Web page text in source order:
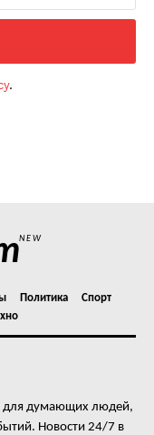
.
NEW
Политика
Спорт
для думающих людей,
Новости 24/7 в